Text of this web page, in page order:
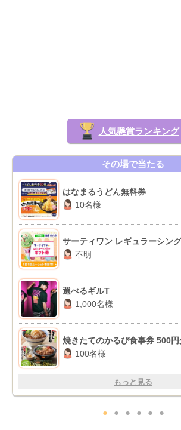
人気懸賞ランキング
その場で当たる
はなまるうどん無料券
10名様
サーティワン レギュラーシン
不明
選べるギルT
1,000名様
焼きたてのかるび食事券 500円
100名様
もっと見る
● ● ● ● ● ●